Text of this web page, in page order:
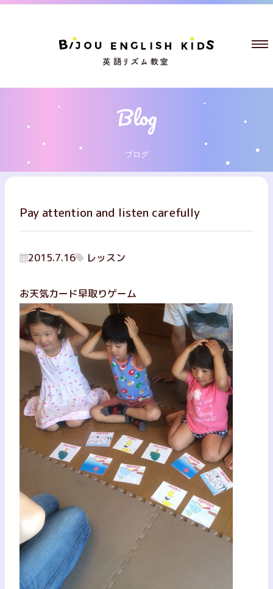
ブログ
Pay attention and listen carefully
2015.7.16 レッスン
お天気カード早取りゲーム